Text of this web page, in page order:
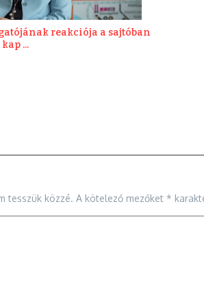
reakciója a sajtóban
...
tesszük közzé. A kötelező mezőket *